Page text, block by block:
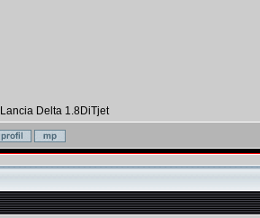
Lancia Delta 1.8DiTjet